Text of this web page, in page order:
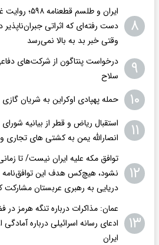
۸
ایران و طلسم
دست رفته‌ای که اثراتی
وقتی خبر بد به بالا نمی‌رسد
۹
درخواست پنتاگون از شرکت‌های
سلاح
۱۰ حمله پهپادی اوکراین به شریان گازی
۱۱
استقبال ریاض و قطر از بیانیه
انصارالله یمن به کشتی های تجاری
۱۲
توافق مکه علیه ایران نیست/ تا
نشود، هیچ‌کس هدف این توافق‌نامه
دریایی به رهبری عربستان مشارکت
۱۳
عمان: مذاکرات درباره تنگه هرمز
ادعای رسانه اسرائیلی درباره
ایران